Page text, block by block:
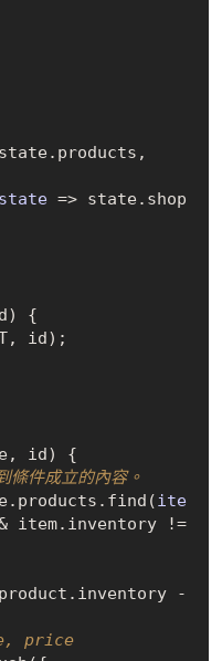
state => state.shop
成立的內容。
ite
item.inventory !=
price